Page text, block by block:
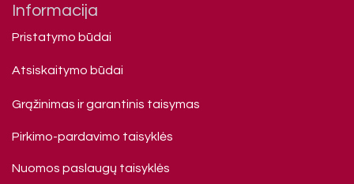
Informacija
Pristatymo būdai
Atsiskaitymo būdai
Grąžinimas ir garantinis taisymas
Pirkimo-pardavimo taisyklės
Nuomos paslaugų taisyklės